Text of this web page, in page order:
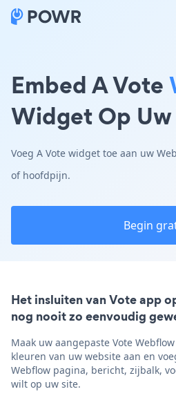
Embed A Vote
Widget Op
Voeg A Vote widget toe aan uw
of hoofdpijn.
Begin
Het insluiten van Vote app
nog nooit zo eenvoudig
Maak uw aangepaste Vote
kleuren van uw website aan en
Webflow pagina, bericht, zijbalk,
wilt op uw site.